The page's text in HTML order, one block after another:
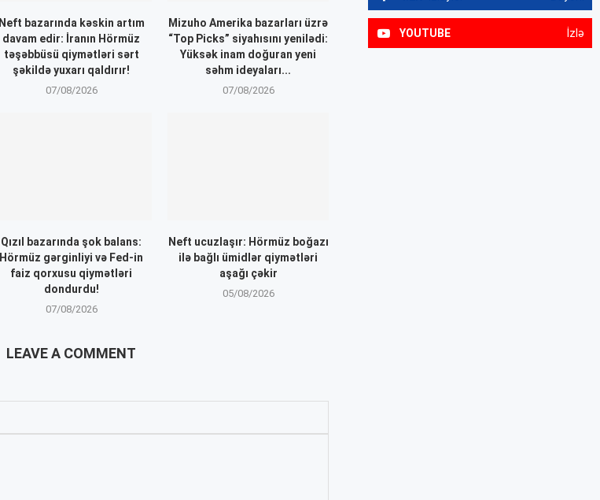
Neft bazarında kəskin artım
davam edir: İranın Hörmüz
təşəbbüsü qiymətləri sərt
şəkildə yuxarı qaldırır!
07/08/2026
Mizuho Amerika bazarları üzrə
“Top Picks” siyahısını yenilədi:
Yüksək inam doğuran yeni
səhm ideyaları...
07/08/2026
Qızıl bazarında şok balans:
Hörmüz gərginliyi və Fed-in
faiz qorxusu qiymətləri
dondurdu!
07/08/2026
Neft ucuzlaşır: Hörmüz boğazı
ilə bağlı ümidlər qiymətləri
aşağı çəkir
05/08/2026
LEAVE A COMMENT
YOUTUBE İzlə